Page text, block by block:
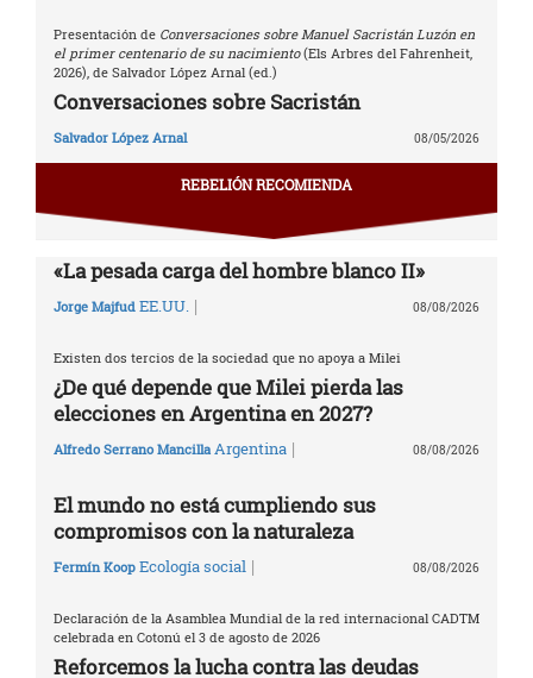
Presentación de Conversaciones sobre Manuel Sacristán Luzón en
el primer centenario de su nacimiento(Els Arbres del Fahrenheit,
2026), de Salvador López Arnal (ed.)
Conversaciones sobre Sacristán
Salvador López Arnal 08/05/2026
REBELIÓN RECOMIENDA
«La pesada carga del hombre blanco II»
Jorge Majfud EE.UU. | 08/08/2026
Existen dos tercios de la sociedad que no apoya a Milei
¿De qué depende que Milei pierda las
elecciones en Argentina en 2027?
Alfredo Serrano Mancilla Argentina | 08/08/2026
El mundo no está cumpliendo sus
compromisos con la naturaleza
Fermín Koop Ecología social | 08/08/2026
Declaración de la Asamblea Mundial de la red internacional CADTM
celebrada en Cotonú el 3 de agosto de 2026
Reforcemos la lucha contra las deudas